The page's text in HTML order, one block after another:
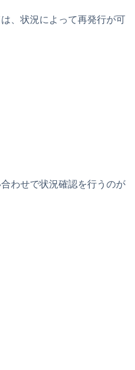
、状況によって再発行が可
わせで状況確認を行うのが